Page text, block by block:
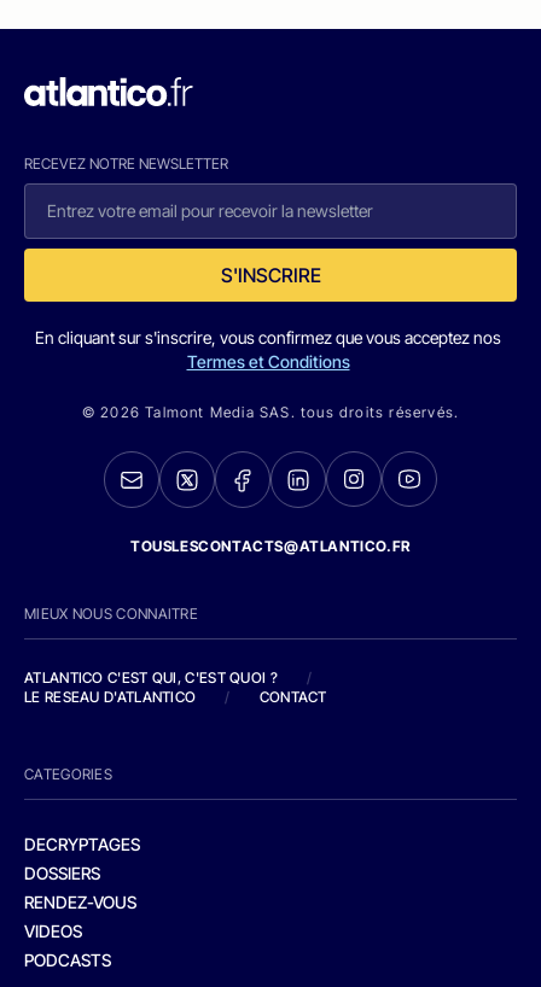
RECEVEZ NOTRE NEWSLETTER
S'INSCRIRE
En cliquant sur s'inscrire, vous confirmez que vous acceptez nos
Termes et Conditions
© 2026 Talmont Media SAS. tous droits réservés.
TOUSLESCONTACTS@ATLANTICO.FR
MIEUX NOUS CONNAITRE
ATLANTICO C'EST QUI, C'EST QUOI ?
/
LE RESEAU D'ATLANTICO
/ CONTACT
CATEGORIES
DECRYPTAGES
DOSSIERS
RENDEZ-VOUS
VIDEOS
PODCASTS